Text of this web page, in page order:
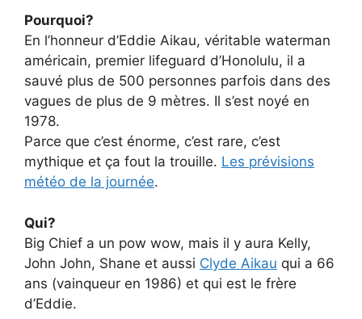
Pourquoi?
En l’honneur d’Eddie Aikau, véritable waterman
américain, premier lifeguard d’Honolulu, il a
sauvé plus de 500 personnes parfois dans des
vagues de plus de 9 mètres. Il s’est noyé en
1978.
Parce que c’est énorme, c’est rare, c’est
mythique et ça fout la trouille. Les prévisions
météo de la journée.
Qui?
Big Chief a un pow wow, mais il y aura Kelly,
John John, Shane et aussi Clyde Aikau qui a 66
ans (vainqueur en 1986) et qui est le frère
d’Eddie.